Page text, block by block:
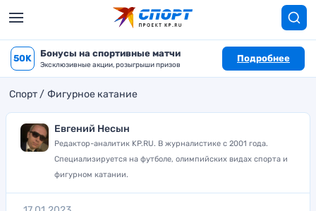
50K Бонусы на спортивные матчи
Эксклюзивные акции, розыгрыши призов
Подробнее
Спорт Фигурное катание
Евгений Несын
Редактор-аналитик KP.RU. В журналистике с 2001 года.
Специализируется на футболе, олимпийских видах спорта и
фигурном катании.